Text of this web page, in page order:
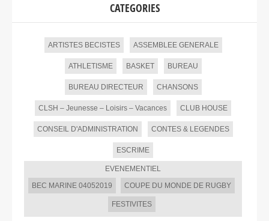
CATEGORIES
ARTISTES BECISTES ASSEMBLEE GENERALE
ATHLETISME BASKET BUREAU
BUREAU DIRECTEUR CHANSONS
CLSH – Jeunesse – Loisirs – Vacances CLUB HOUSE
CONSEIL D'ADMINISTRATION CONTES & LEGENDES
ESCRIME
EVENEMENTIEL
BEC MARINE 04052019
COUPE DU MONDE DE RUGBY
FESTIVITES